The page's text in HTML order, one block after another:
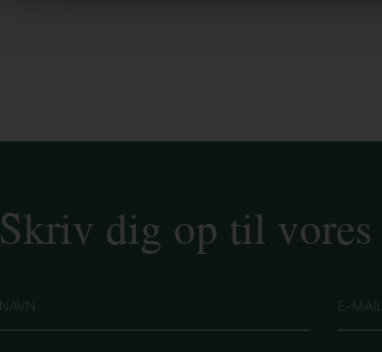
Skriv dig op til